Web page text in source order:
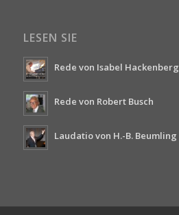
LESEN SIE
Rede von Isabel Hackenberg
Rede von Robert Busch
Laudatio von H.-B. Beumling